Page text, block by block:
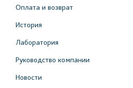
Оплата и возврат
История
Лаборатория
Руководство компании
Новости